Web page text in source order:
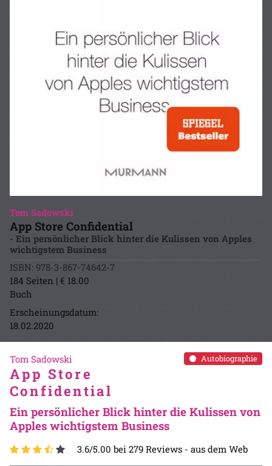
Tom Sadowski
App Store Confidential
- Ein persönlicher Blick hinter die Kulissen von Apples
wichtigstem Business
ISBN: 978-3-867-74642-7
184 Seiten | € 18.00
Buch
Erscheinungsdatum:
18.02.2020
Autobiographie
Tom Sadowski
App Store
Confidential
Ein persönlicher Blick hinter die Kulissen von
Apples wichtigstem Business
3.6/5.00 bei 279 Reviews - aus dem Web